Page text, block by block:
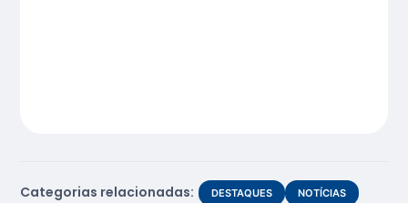
Categorias relacionadas: DESTAQUES NOTÍCIAS